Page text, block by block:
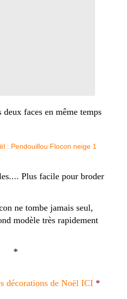
deux faces en même temps
Plus facile pour broder
ne tombe jamais seul,
modèle très rapidement
*
décorations de Noël ICI *